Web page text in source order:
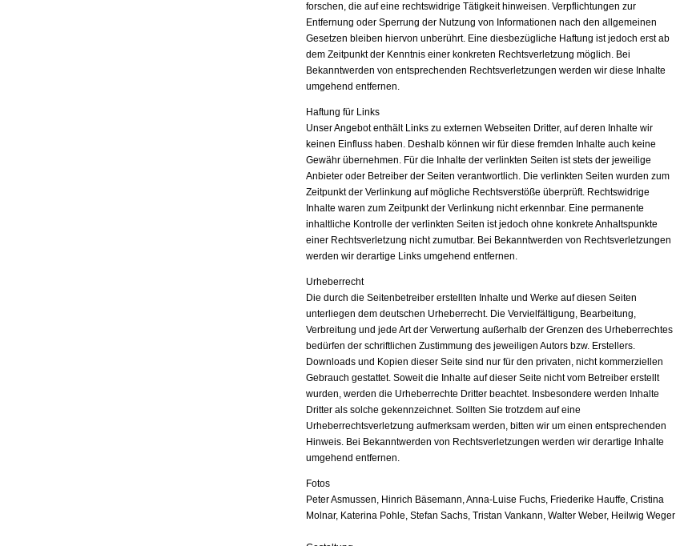
forschen, die auf eine rechtswidrige Tätigkeit hinweisen. Verpflichtungen zur
Entfernung oder Sperrung der Nutzung von Informationen nach den allgemeinen
Gesetzen bleiben hiervon unberührt. Eine diesbezügliche Haftung ist jedoch erst ab
dem Zeitpunkt der Kenntnis einer konkreten Rechtsverletzung möglich. Bei
Bekanntwerden von entsprechenden Rechtsverletzungen werden wir diese Inhalte
umgehend entfernen.
Haftung für Links
Unser Angebot enthält Links zu externen Webseiten Dritter, auf deren Inhalte wir
keinen Einfluss haben. Deshalb können wir für diese fremden Inhalte auch keine
Gewähr übernehmen. Für die Inhalte der verlinkten Seiten ist stets der jeweilige
Anbieter oder Betreiber der Seiten verantwortlich. Die verlinkten Seiten wurden zum
Zeitpunkt der Verlinkung auf mögliche Rechtsverstöße überprüft. Rechtswidrige
Inhalte waren zum Zeitpunkt der Verlinkung nicht erkennbar. Eine permanente
inhaltliche Kontrolle der verlinkten Seiten ist jedoch ohne konkrete Anhaltspunkte
einer Rechtsverletzung nicht zumutbar. Bei Bekanntwerden von Rechtsverletzungen
werden wir derartige Links umgehend entfernen.
Urheberrecht
Die durch die Seitenbetreiber erstellten Inhalte und Werke auf diesen Seiten
unterliegen dem deutschen Urheberrecht. Die Vervielfältigung, Bearbeitung,
Verbreitung und jede Art der Verwertung außerhalb der Grenzen des Urheberrechtes
bedürfen der schriftlichen Zustimmung des jeweiligen Autors bzw. Erstellers.
Downloads und Kopien dieser Seite sind nur für den privaten, nicht kommerziellen
Gebrauch gestattet. Soweit die Inhalte auf dieser Seite nicht vom Betreiber erstellt
wurden, werden die Urheberrechte Dritter beachtet. Insbesondere werden Inhalte
Dritter als solche gekennzeichnet. Sollten Sie trotzdem auf eine
Urheberrechtsverletzung aufmerksam werden, bitten wir um einen entsprechenden
Hinweis. Bei Bekanntwerden von Rechtsverletzungen werden wir derartige Inhalte
umgehend entfernen.
Fotos
Peter Asmussen, Hinrich Bäsemann, Anna-Luise Fuchs, Friederike Hauffe, Cristina
Molnar, Katerina Pohle, Stefan Sachs, Tristan Vankann, Walter Weber, Heilwig Weger